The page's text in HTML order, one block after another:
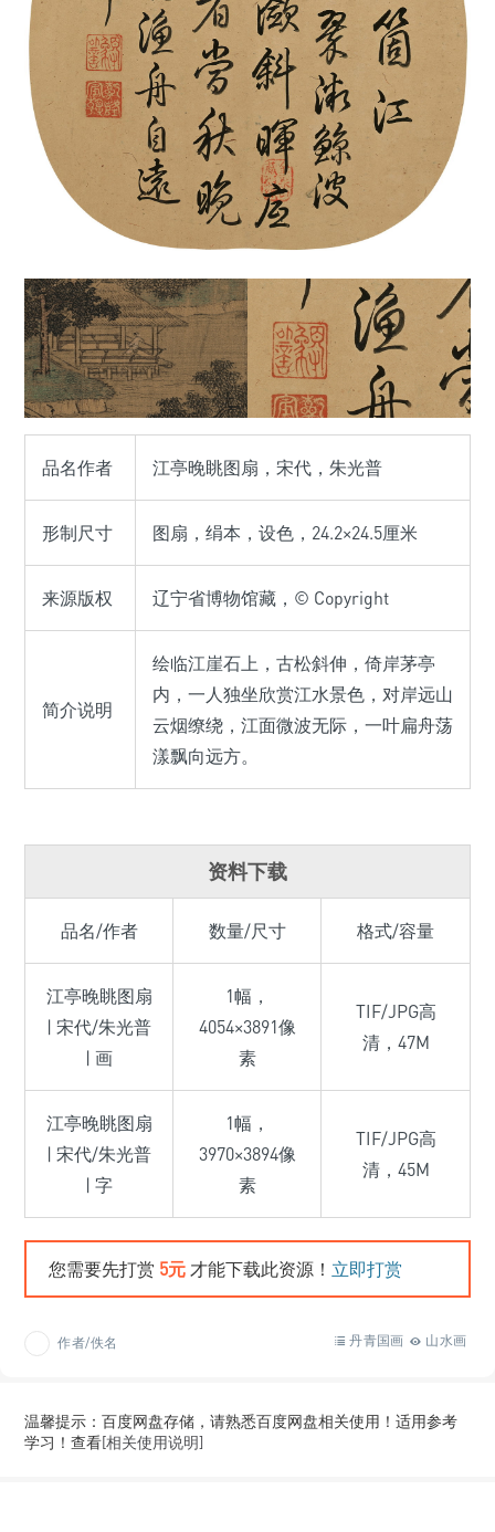
品名作者 江亭晚眺图扇，宋代，朱光普
形制尺寸 图扇，绢本，设色，24.2×24.5厘米
来源版权 辽宁省博物馆藏，© Copyright
简介说明
绘临江崖石上，古松斜伸，倚岸茅亭
内，一人独坐欣赏江水景色，对岸远山
云烟缭绕，江面微波无际，一叶扁舟荡
漾飘向远方。
资料下载
品名/作者 数量/尺寸 格式/容量
江亭晚眺图扇
| 宋代/朱光普
| 画
1幅，
4054×3891像
素
TIF/JPG高
清，47M
江亭晚眺图扇
| 宋代/朱光普
| 字
1幅，
3970×3894像
素
TIF/JPG高
清，45M
您需要先打赏 5元 才能下载此资源！ 立即打赏
作者/佚名 山水画
丹青国画
温馨提示：百度网盘存储，请熟悉百度网盘相关使用！适用参考
学习！查看[相关使用说明]